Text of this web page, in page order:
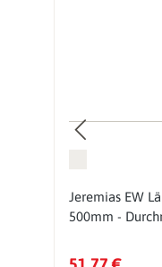
Jeremias EW
500mm -